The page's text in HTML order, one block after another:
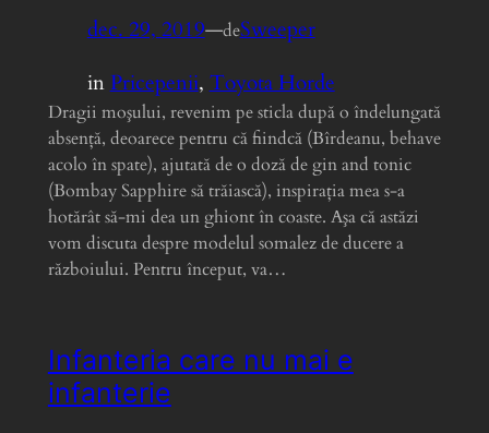
dec. 29, 2019—deSweeper
inPricepenii, Toyota Horde
Dragii moşului, revenim pe sticla după o îndelungată
absenţă, deoarece pentru că fiindcă (Bîrdeanu, behave
acolo în spate), ajutată de o doză de gin and tonic
(Bombay Sapphire să trăiască), inspiraţia mea s-a
hotărât să-mi dea un ghiont în coaste. Aşa că astăzi
vom discuta despre modelul somalez de ducere a
războiului. Pentru început, va…
Infanteria care nu mai e
infanterie